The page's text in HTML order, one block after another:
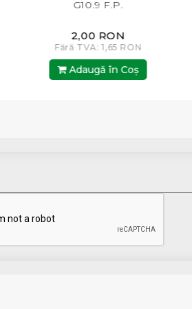
2,00 RON
Fără TVA: 1,65 RON
Adaugă în Coş
Fără